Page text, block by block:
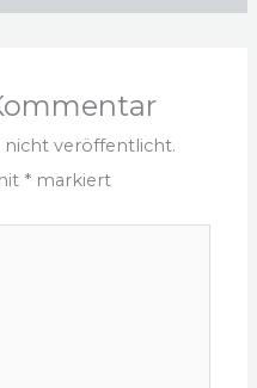
nicht veröffentlicht.
* markiert